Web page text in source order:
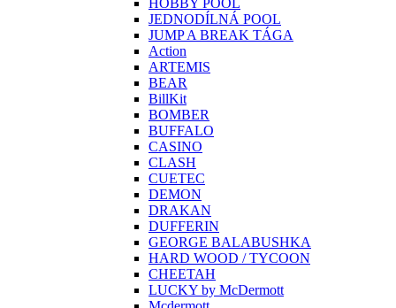
JEDNODÍLNÁ POOL
JUMP A BREAK TÁGA
Action
ARTEMIS
BEAR
BillKit
BOMBER
BUFFALO
CASINO
CLASH
CUETEC
DEMON
DRAKAN
DUFFERIN
GEORGE BALABUSHKA
HARD WOOD / TYCOON
CHEETAH
LUCKY by McDermott